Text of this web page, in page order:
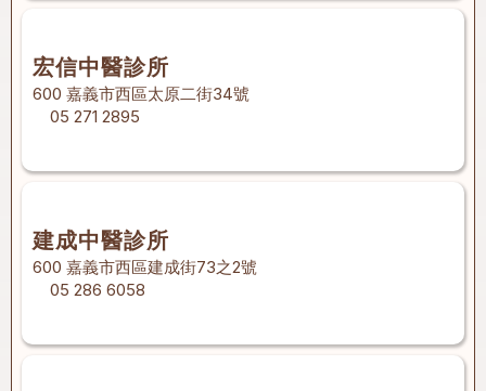
宏信中醫診所
600 嘉義市西區太原二街34號
05 271 2895
建成中醫診所
600 嘉義市西區建成街73之2號
05 286 6058